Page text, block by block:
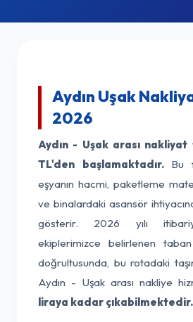
Aydın Uşak
2026
Aydın - Uşak arası nakliyat
TL'den başlamaktadır.Bu
eşyanın hacmi, paketleme
ve binalardaki asansör
gösterir. 2026 yılı
ekiplerimizce belirlenen
doğrultusunda, bu rotadaki
Aydın - Uşak arası nakliye
liraya kadar çıkabilmektedir.